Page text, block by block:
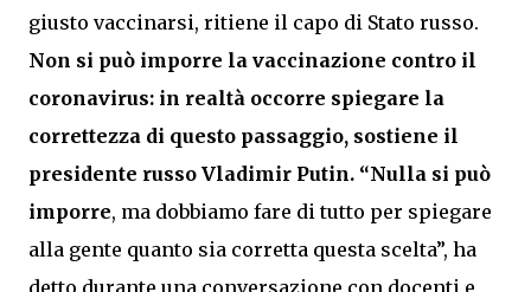
giusto vaccinarsi, ritiene il capo di Stato russo.
Non si può imporre la vaccinazione contro il
coronavirus: in realtà occorre spiegare la
correttezza di questo passaggio, sostiene il
presidente russo Vladimir Putin. “Nulla si può
imporre, ma dobbiamo fare di tutto per spiegare
alla gente quanto sia corretta questa scelta”, ha
detto durante una conversazione con docenti e